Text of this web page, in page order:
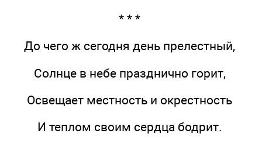
* * *
До чего ж сегодня день прелестный,
Солнце в небе празднично горит,
Освещает местность и окрестность
И теплом своим сердца бодрит.